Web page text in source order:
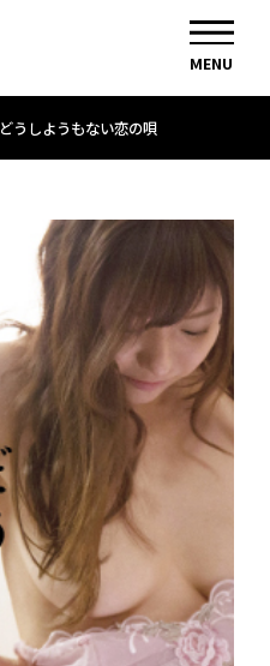
どうしようもない恋の唄